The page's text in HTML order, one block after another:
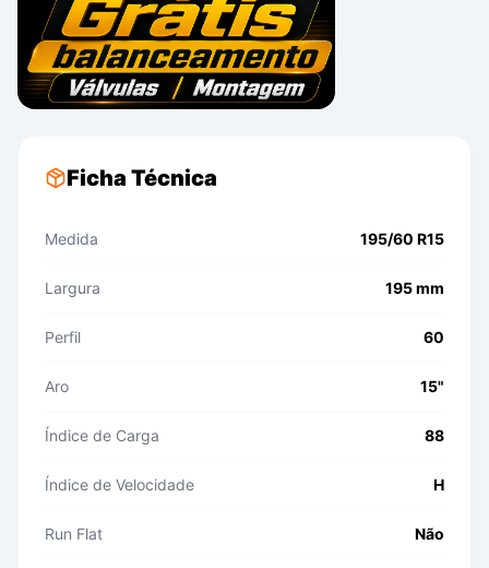
Ficha Técnica
Medida 195/60 R15
Largura 195 mm
Perfil 60
Aro 15"
Índice de Carga 88
Índice de Velocidade H
Run Flat Não